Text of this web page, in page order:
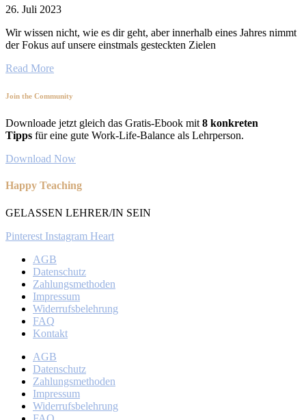
26. Juli 2023
Wir wissen nicht, wie es dir geht, aber innerhalb eines Jahres nimmt
der Fokus auf unsere einstmals gesteckten Zielen
Read More
Join the Community
Downloade jetzt gleich das Gratis-Ebook mit 8 konkreten
Tipps für eine gute Work-Life-Balance als Lehrperson.
Download Now
Happy Teaching
GELASSEN LEHRER/IN SEIN
Pinterest Instagram Heart
AGB
Datenschutz
Zahlungsmethoden
Impressum
Widerrufsbelehrung
FAQ
Kontakt
AGB
Datenschutz
Zahlungsmethoden
Impressum
Widerrufsbelehrung